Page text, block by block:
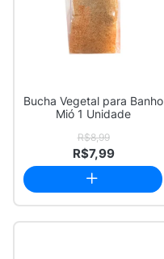
Bucha Vegetal para Banho
Mió 1 Unidade
R$8,99
R$7,99